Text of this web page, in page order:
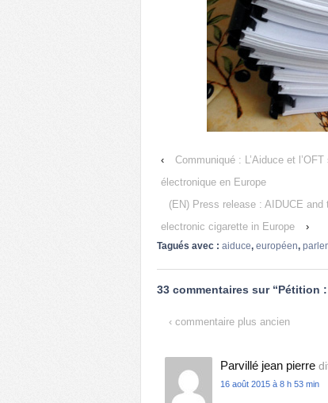
‹
Communiqué : L’Aiduce et
électronique en Europe
(EN) Press release : AIDUCE
electronic cigarette in Europe
›
Tagués avec : aiduce, européen,
33 commentaires sur “Pétition
‹ commentaire plus ancien
Parvillé jean pierre
16 août 2015 à 8 h 53 min